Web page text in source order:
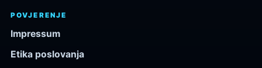
POVJERENJE
Impressum
Etika poslovanja